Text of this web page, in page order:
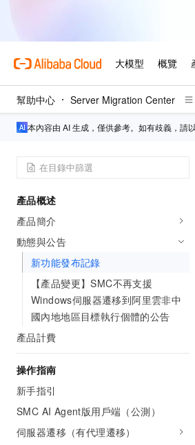
幫助中心 Server Migration Center
本內容由 AI 生成，僅供參考。如有歧義，請
產品概述
產品簡介
動態與公告
新功能發布記錄
【產品變更】SMC不再支援
Windows伺服器遷移到阿里雲非中
國內地地區目標執行個體的公告
產品計費
操作指南
新手指引
SMC AI Agent版用戶端（公測）
伺服器遷移（有代理遷移）